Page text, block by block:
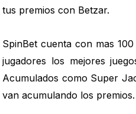
tus premios con Betzar.
SpinBet cuenta con mas
jugadores los mejores
Acumulados como Super
van acumulando los